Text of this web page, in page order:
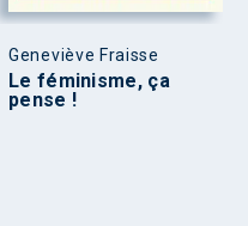
Geneviève Fraisse
Le féminisme, ça
pense !